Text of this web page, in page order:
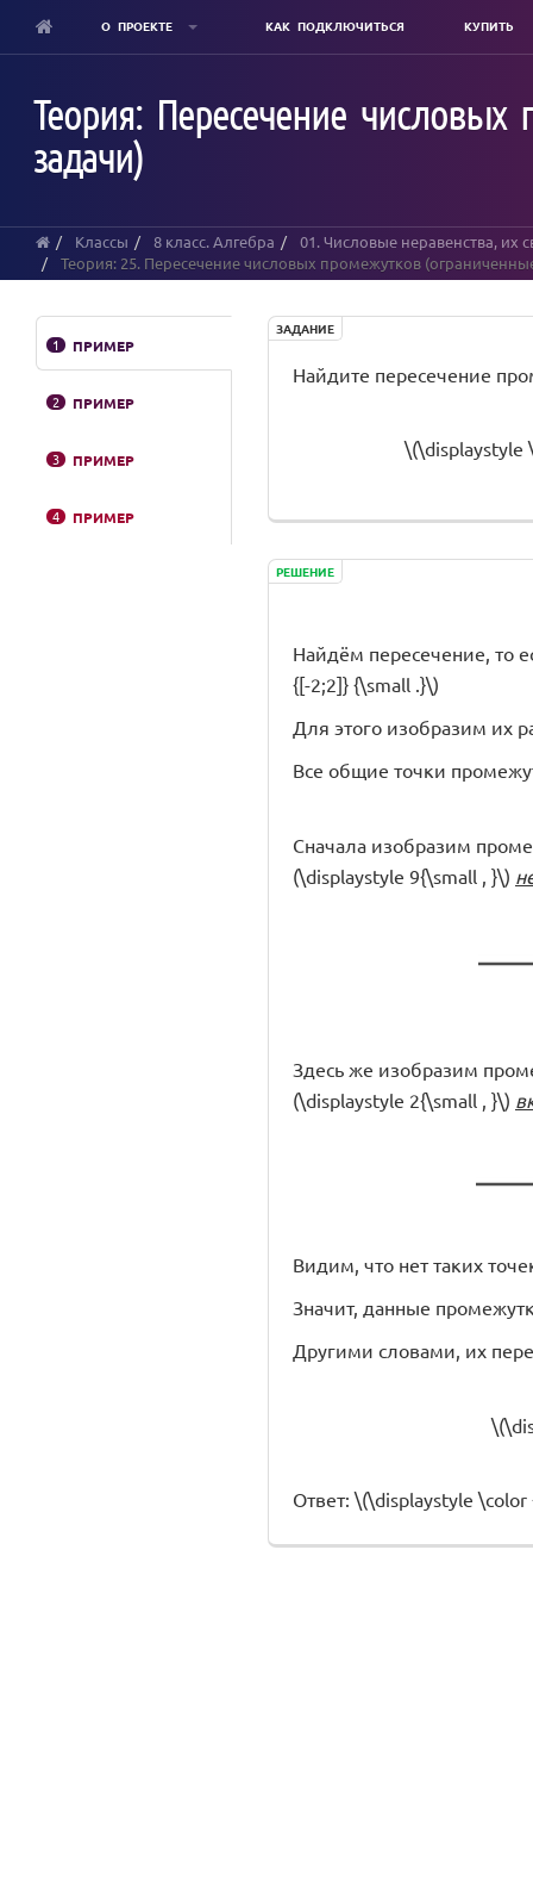
content
О ПРОЕКТЕ КАК ПОДКЛЮЧИТЬСЯ КУПИТЬ
Теория: Пересечение
задачи)
Классы 8 класс. Алгебра
01. Числовые неравенства, их
Теория: 25. Пересечение числовых промежутков
1 ПРИМЕР
2 ПРИМЕР
3 ПРИМЕР
4 ПРИМЕР
ЗАДАНИЕ
Найдите пересечение
\(\displaystyle
РЕШЕНИЕ
Найдём пересечение, то
{[-2;2]} {\small .}\)
Для этого изобразим их
Все общие точки
Сначала изобразим
(\displaystyle 9{\small , }\)
Здесь же изобразим
(\displaystyle 2{\small , }\)
Видим, что нет таких
Значит, данные
Другими словами, их
Ответ: \(\displaystyle